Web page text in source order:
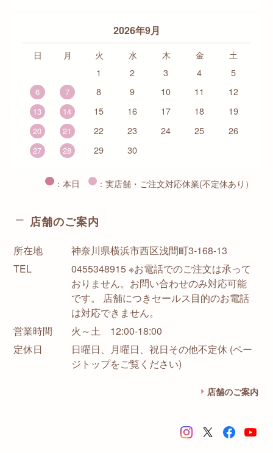
2026年9月
日 月 火 水 木 金
土
1
2 3 4 5
6 7 8 9 10 11 12
13 14 15 16 17 18 19
20 21 22 23 24 25 26
27 28 29 30
：本日 ：実店舗・ご注文対応休業(不定休あり）
店舗のご案内
所在地
神奈川県横浜市西区浅間町3-168-13
TEL
0455348915 ※お電話でのご注文は承って
おりません。お問い合わせのみ対応可能
です。 店舗につきセールス目的のお電話
は対応できません。
営業時間
火～土 12:00-18:00
定休日
日曜日、月曜日、祝日その他不定休 (ペー
ジトップをご覧ください)
店舗のご案内